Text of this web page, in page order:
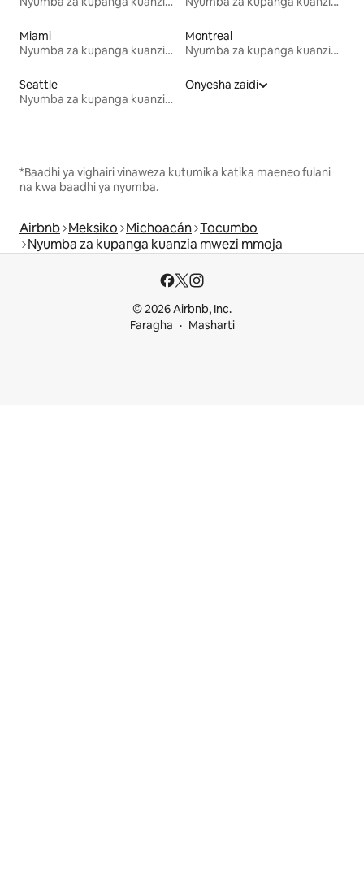
Miami
Nyumba za kupanga kuanzia mwezi mmoja
Montreal
Nyumba za kupanga kuanzia mwezi mmoja
Seattle
Nyumba za kupanga kuanzia mwezi mmoja
Onyesha zaidi
*Baadhi ya vighairi vinaweza kutumika katika maeneo fulani
na kwa baadhi ya nyumba.
Airbnb Meksiko Michoacán Tocumbo
Nyumba za kupanga kuanzia mwezi mmoja
© 2026 Airbnb, Inc.
Faragha
Masharti